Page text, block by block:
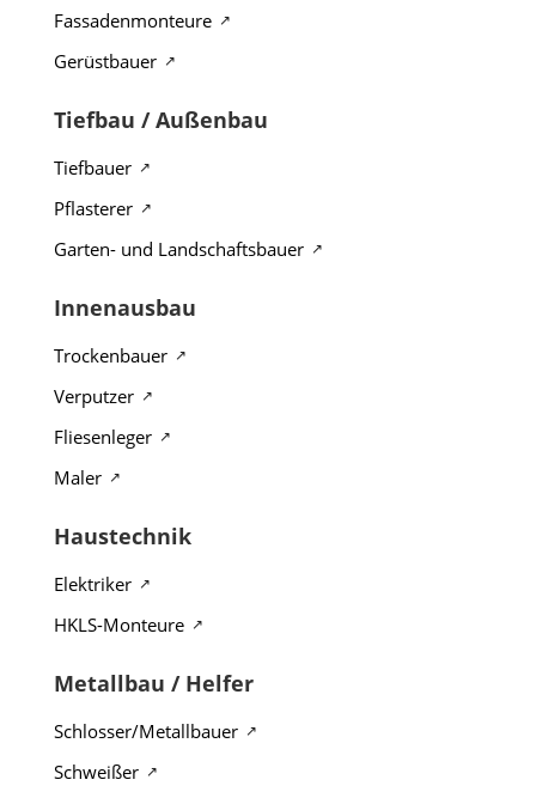
Fassadenmonteure
Gerüstbauer
Tiefbau / Außenbau
Tiefbauer
Pflasterer
Garten- und Landschaftsbauer
Innenausbau
Trockenbauer
Verputzer
Fliesenleger
Maler
Haustechnik
Elektriker
HKLS-Monteure
Metallbau / Helfer
Schlosser/Metallbauer
Schweißer